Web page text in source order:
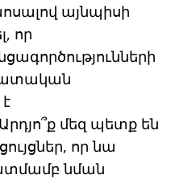
այնպիսի
որ
մեզ պետք են
որ նա
նման